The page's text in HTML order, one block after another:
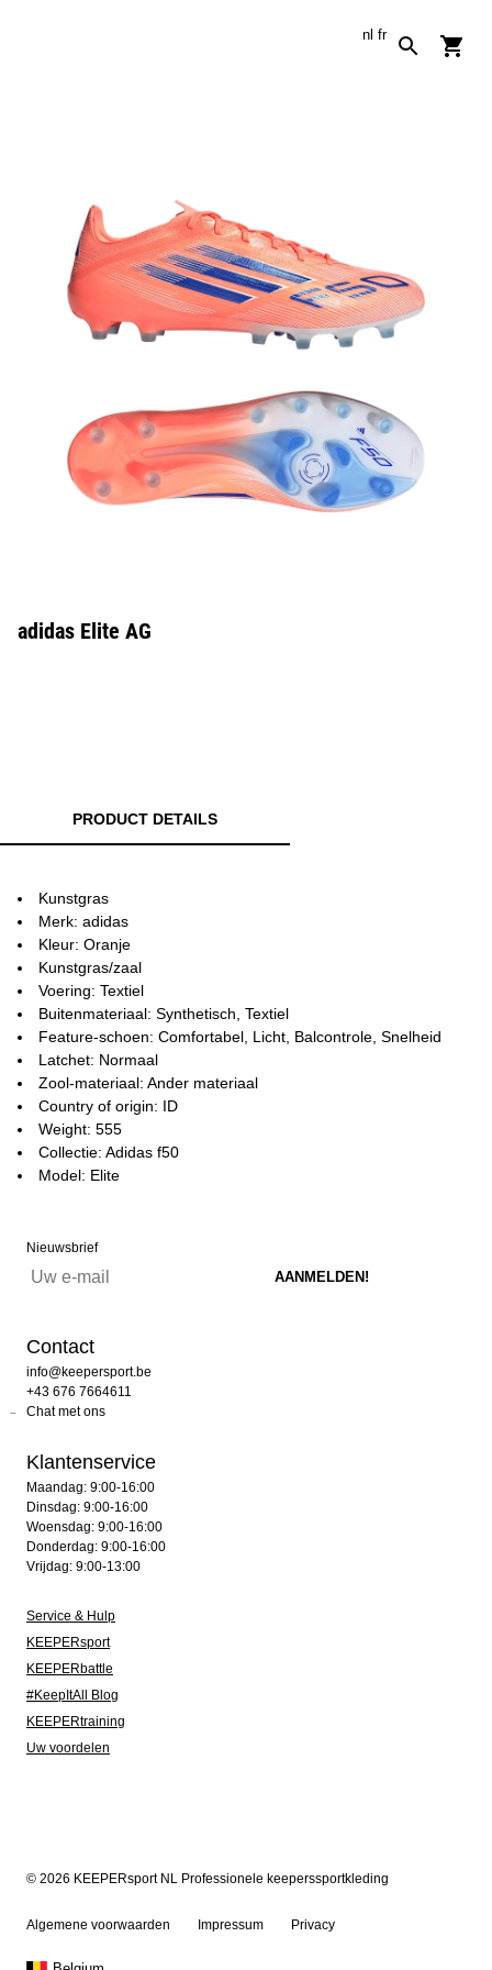
nl fr
adidas Elite AG
PRODUCT DETAILS
Kunstgras
Merk: adidas
Kleur: Oranje
Kunstgras/zaal
Voering: Textiel
Buitenmateriaal: Synthetisch, Textiel
Feature-schoen: Comfortabel, Licht, Balcontrole, Snelheid
Latchet: Normaal
Zool-materiaal: Ander materiaal
Country of origin: ID
Weight: 555
Collectie: Adidas f50
Model: Elite
Nieuwsbrief
Contact
info@keepersport.be
+43 676 7664611
Chat met ons
Klantenservice
Maandag: 9:00-16:00
Dinsdag: 9:00-16:00
Woensdag: 9:00-16:00
Donderdag: 9:00-16:00
Vrijdag: 9:00-13:00
Service & Hulp
KEEPERsport
KEEPERbattle
#KeepItAll Blog
KEEPERtraining
Uw voordelen
© 2026 KEEPERsport NL Professionele keeperssportkleding
Algemene voorwaarden Impressum Privacy